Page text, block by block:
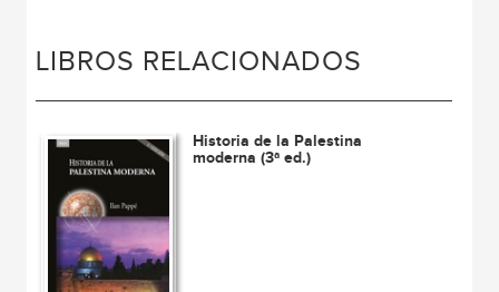
LIBROS RELACIONADOS
Historia de la Palestina
moderna (3ª ed.)